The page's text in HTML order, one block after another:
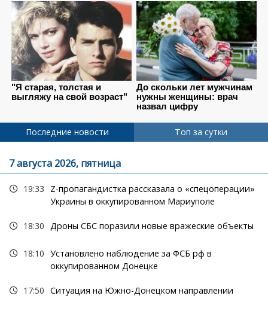
Последние новости Топ за сутки
7 августа 2026, пятница
19:33
Z-пропагандистка рассказала о «спецоперации»
Украины в оккупированном Мариуполе
18:30 Дроны СБС поразили новые вражеские объекты
18:10 Установлено наблюдение за ФСБ рф в
оккупированном Донецке
17:50 Ситуация на Южно-Донецком направлении